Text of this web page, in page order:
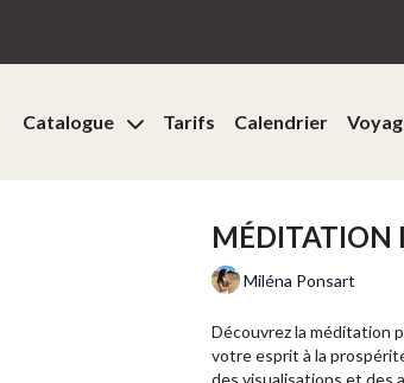
Catalogue Tarifs Calendrier
MÉDITATION
Miléna Ponsart
Découvrez la méditation
votre esprit à la
des visualisations et des